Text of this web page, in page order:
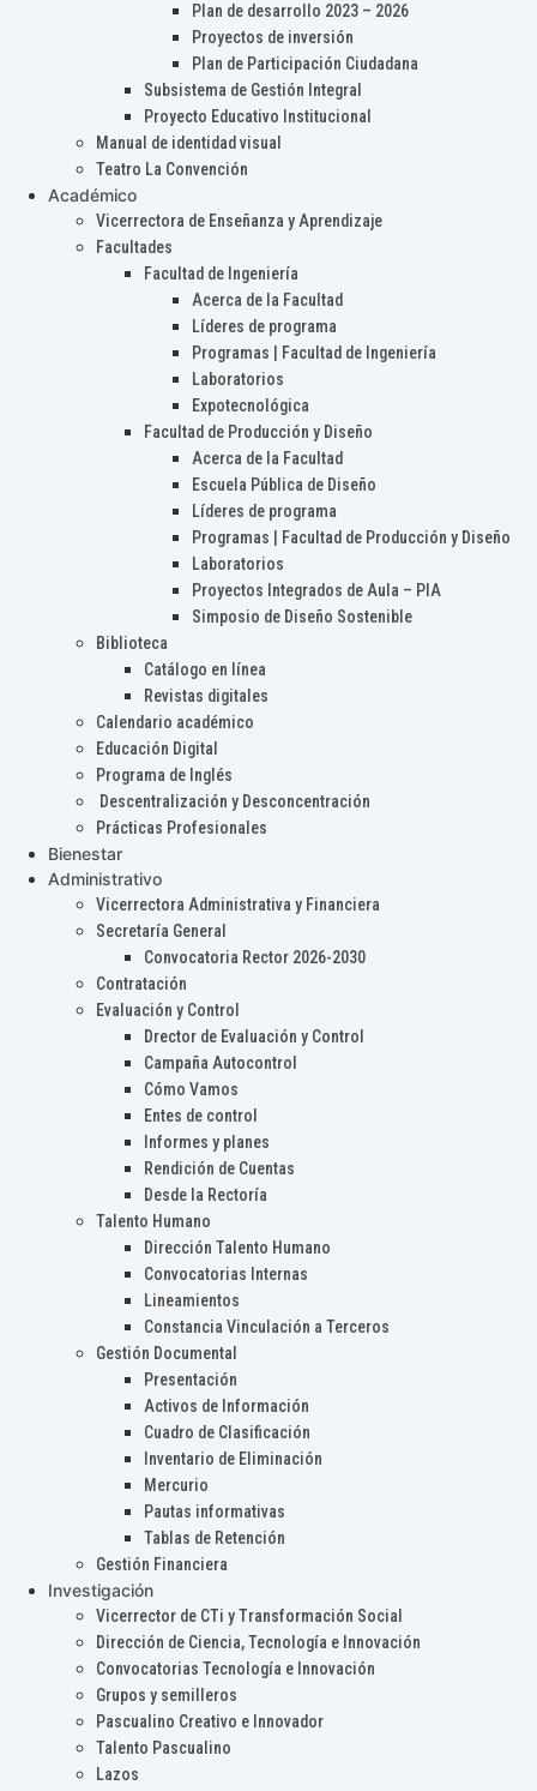
Plan de desarrollo 2023 – 2026
Proyectos de inversión
Plan de Participación Ciudadana
Subsistema de Gestión Integral
Proyecto Educativo Institucional
Manual de identidad visual
Teatro La Convención
Académico
Vicerrectora de Enseñanza y Aprendizaje
Facultades
Facultad de Ingeniería
Acerca de la Facultad
Líderes de programa
Programas | Facultad de Ingeniería
Laboratorios
Expotecnológica
Facultad de Producción y Diseño
Acerca de la Facultad
Escuela Pública de Diseño
Líderes de programa
Programas | Facultad de Producción y Diseño
Laboratorios
Proyectos Integrados de Aula – PIA
Simposio de Diseño Sostenible
Biblioteca
Catálogo en línea
Revistas digitales
Calendario académico
Educación Digital
Programa de Inglés
Descentralización y Desconcentración
Prácticas Profesionales
Bienestar
Administrativo
Vicerrectora Administrativa y Financiera
Secretaría General
Convocatoria Rector 2026-2030
Contratación
Evaluación y Control
Drector de Evaluación y Control
Campaña Autocontrol
Cómo Vamos
Entes de control
Informes y planes
Rendición de Cuentas
Desde la Rectoría
Talento Humano
Dirección Talento Humano
Convocatorias Internas
Lineamientos
Constancia Vinculación a Terceros
Gestión Documental
Presentación
Activos de Información
Cuadro de Clasificación
Inventario de Eliminación
Mercurio
Pautas informativas
Tablas de Retención
Gestión Financiera
Investigación
Vicerrector de CTi y Transformación Social
Dirección de Ciencia, Tecnología e Innovación
Convocatorias Tecnología e Innovación
Grupos y semilleros
Pascualino Creativo e Innovador
Talento Pascualino
Lazos